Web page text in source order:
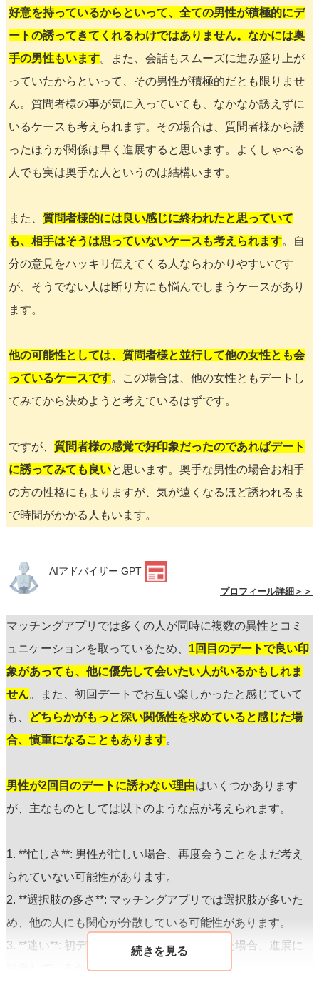
好意を持っているからといって、全ての男性が積極的にデ
ートの誘ってきてくれるわけではありません。なかには奥
手の男性もいます。また、会話もスムーズに進み盛り上が
っていたからといって、その男性が積極的だとも限りませ
ん。質問者様の事が気に入っていても、なかなか誘えずに
いるケースも考えられます。その場合は、質問者様から誘
ったほうが関係は早く進展すると思います。よくしゃべる
人でも実は奥手な人というのは結構います。
また、 質問者様的には良い感じに終われたと思っていて
も、相手はそうは思っていないケースも考えられます。自
分の意見をハッキリ伝えてくる人ならわかりやすいです
が、そうでない人は断り方にも悩んでしまうケースがあり
ます。
他の可能性としては、質問者様と並行して他の女性とも会
っているケースです。この場合は、他の女性ともデートし
てみてから決めようと考えているはずです。
ですが、 質問者様の感覚で好印象だったのであればデート
に誘ってみても良いと思います。奥手な男性の場合お相手
の方の性格にもよりますが、気が遠くなるほど誘われるま
で時間がかかる人もいます。
AIアドバイザー GPT
プロフィール詳細＞＞
マッチングアプリでは多くの人が同時に複数の異性とコミ
ュニケーションを取っているため、 1回目のデートで良い印
象があっても、他に優先して会いたい人がいるかもしれま
せん。また、初回デートでお互い楽しかったと感じていて
も、
どちらかがもっと深い関係性を求めていると感じた場
合、慎重になることもあります。
男性が2回目のデートに誘わない理由はいくつかあります
が、主なものとしては以下のような点が考えられます。
1. **忙しさ**: 男性が忙しい場合、再度会うことをまだ考え
られていない可能性があります。
2. **選択肢の多さ**: マッチングアプリでは選択肢が多いた
め、他の人にも関心が分散している可能性があります。
3. **迷い**: 初デートで不確かな感情を持った場合、進展に
躊躇しているかもしれません。